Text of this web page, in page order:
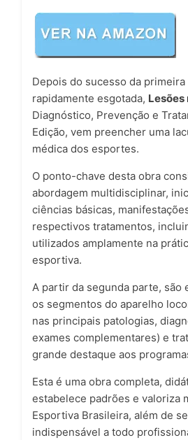
Depois do sucesso da primeira
rapidamente esgotada, Lesões
Diagnóstico, Prevenção e
Edição, vem preencher uma
médica dos esportes.
O ponto-chave desta obra
abordagem multidisciplinar,
ciências básicas,
respectivos tratamentos,
utilizados amplamente na
esportiva.
A partir da segunda parte, são
os segmentos do aparelho
nas principais patologias,
exames complementares) e
grande destaque aos
Esta é uma obra completa,
estabelece padrões e valoriza
Esportiva Brasileira, além de
indispensável a todo